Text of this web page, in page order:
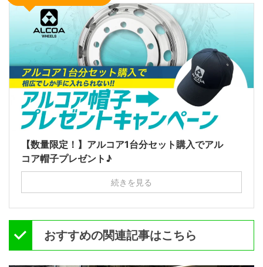
【数量限定！】アルコア1台分セット購入でアル
コア帽子プレゼント♪
続きを見る
おすすめの関連記事はこちら